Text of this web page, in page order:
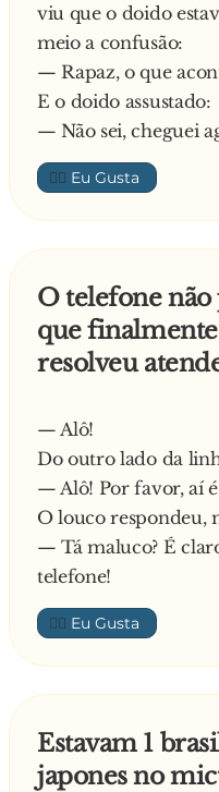
viu que o doido
meio a confusão:
— Rapaz, o que
E o doido assustado:
— Não sei, cheguei
👍🏼
O telefone não
que
resolveu
— Alô!
Do outro lado da
— Alô! Por favor, aí
O louco respondeu,
— Tá maluco? É
telefone!
👍🏼
Estavam 1
japones no